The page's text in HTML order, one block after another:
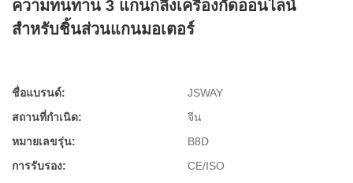
ความทนทาน 3 แกนกลึงเครื่องกัดออนไลน์
สำหรับชิ้นส่วนแกนมอเตอร์
ชื่อแบรนด์:
JSWAY
สถานที่กำเนิด:
จีน
หมายเลขรุ่น:
B8D
การรับรอง:
CE/ISO